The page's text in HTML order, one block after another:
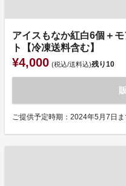
アイスもなか紅白6個＋
ト【冷凍送料含む】
¥4,000 (税込/送料込)残り10
ご提供予定時期：2024年5月7日